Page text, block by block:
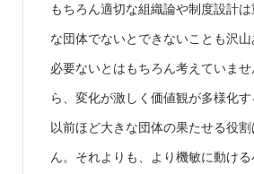
もちろん適切な組織論や制度設計
な団体でないとできないことも沢
必要ないとはもちろん考えていま
ら、変化が激しく価値観が多様化す
以前ほど大きな団体の果たせる役
ん。それよりも、より機敏に動け